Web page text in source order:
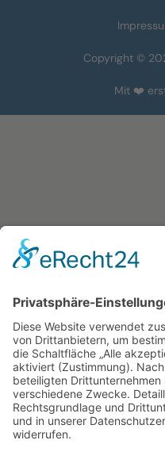
Copyright ©
Mit ❤️